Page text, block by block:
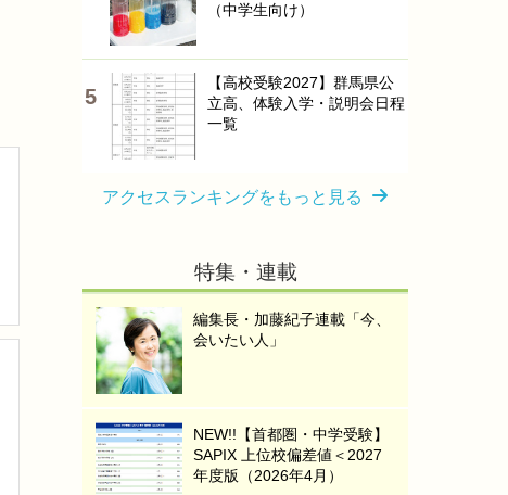
（中学生向け）
【高校受験2027】群馬県公
立高、体験入学・説明会日程
一覧
アクセスランキングをもっと見る
特集・連載
編集長・加藤紀子連載「今、
会いたい人」
NEW!!【首都圏・中学受験】
SAPIX 上位校偏差値＜2027
年度版（2026年4月）